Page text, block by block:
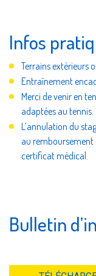
Infos
Terrains extérieurs
Entraînement
Merci de venir en
adaptées au tennis.
L’annulation du
au remboursement
certificat médical.
Bulletin